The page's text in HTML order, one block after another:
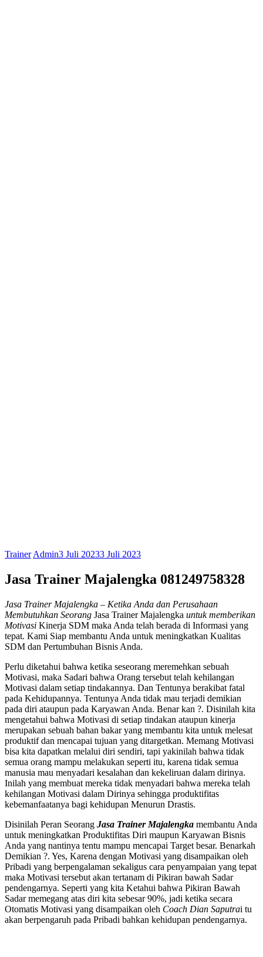
Trainer Admin3 Juli 20233 Juli 2023
Jasa Trainer Majalengka 081249758328
Jasa Trainer Majalengka – Ketika Anda dan Perusahaan
Membutuhkan Seorang Jasa Trainer Majalengka untuk memberikan
Motivasi Kinerja SDM maka Anda telah berada di Informasi yang
tepat. Kami Siap membantu Anda untuk meningkatkan Kualitas
SDM dan Pertumbuhan Bisnis Anda.
Perlu diketahui bahwa ketika seseorang meremehkan sebuah
Motivasi, maka Sadari bahwa Orang tersebut telah kehilangan
Motivasi dalam setiap tindakannya. Dan Tentunya berakibat fatal
pada Kehidupannya. Tentunya Anda tidak mau terjadi demikian
pada diri ataupun pada Karyawan Anda. Benar kan ?. Disinilah kita
mengetahui bahwa Motivasi di setiap tindakan ataupun kinerja
merupakan sebuah bahan bakar yang membantu kita untuk melesat
produktif dan mencapai tujuan yang ditargetkan. Memang Motivasi
bisa kita dapatkan melalui diri sendiri, tapi yakinilah bahwa tidak
semua orang mampu melakukan seperti itu, karena tidak semua
manusia mau menyadari kesalahan dan kekeliruan dalam dirinya.
Inilah yang membuat mereka tidak menyadari bahwa mereka telah
kehilangan Motivasi dalam Dirinya sehingga produktifitas
kebemanfaatanya bagi kehidupan Menurun Drastis.
Disinilah Peran Seorang Jasa Trainer Majalengka membantu Anda
untuk meningkatkan Produktifitas Diri maupun Karyawan Bisnis
Anda yang nantinya tentu mampu mencapai Target besar. Benarkah
Demikian ?. Yes, Karena dengan Motivasi yang disampaikan oleh
Pribadi yang berpengalaman sekaligus cara penyampaian yang tepat
maka Motivasi tersebut akan tertanam di Pikiran bawah Sadar
pendengarnya. Seperti yang kita Ketahui bahwa Pikiran Bawah
Sadar memegang atas diri kita sebesar 90%, jadi ketika secara
Otomatis Motivasi yang disampaikan oleh Coach Dian Saputrai tu
akan berpengaruh pada Pribadi bahkan kehidupan pendengarnya.